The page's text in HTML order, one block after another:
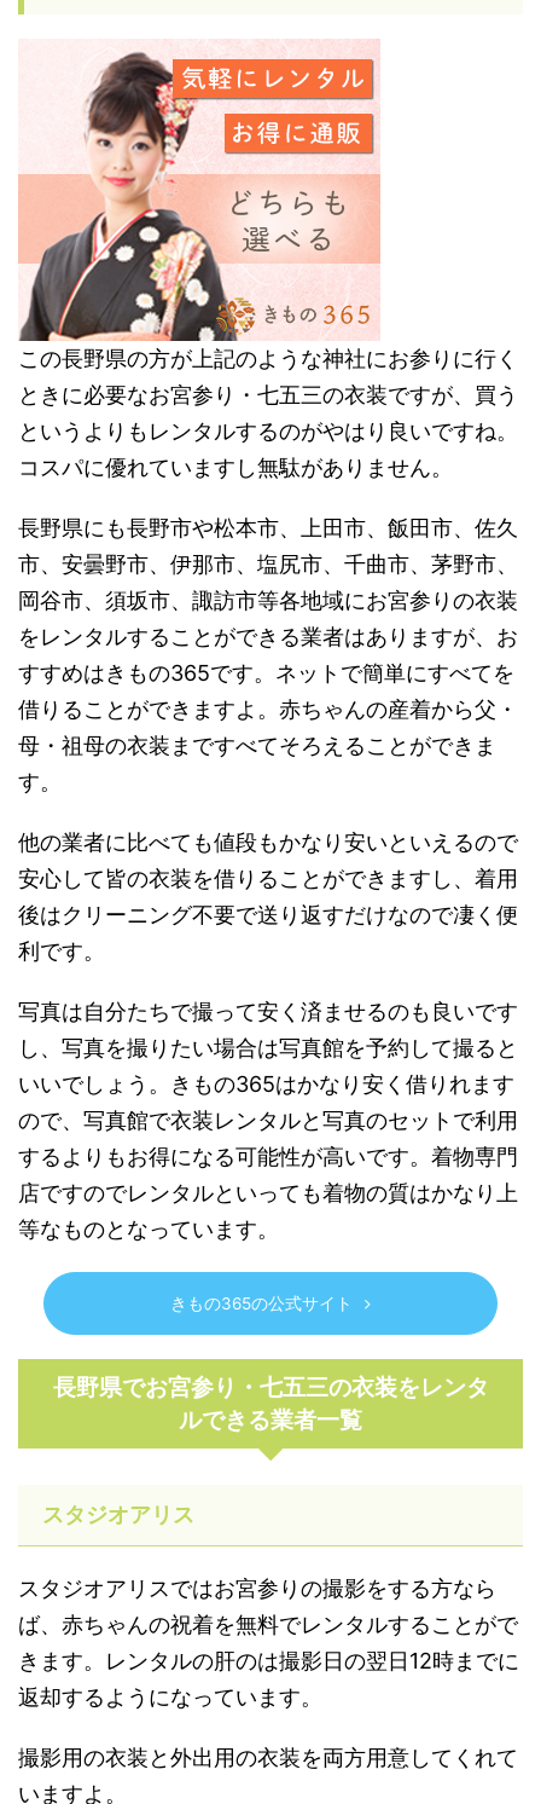
この長野県の方が上記のような神社にお参りに行く
ときに必要なお宮参り・七五三の衣装ですが、買う
というよりもレンタルするのがやはり良いですね。
コスパに優れていますし無駄がありません。
長野県にも長野市や松本市、上田市、飯田市、佐久
市、安曇野市、伊那市、塩尻市、千曲市、茅野市、
岡谷市、須坂市、諏訪市等各地域にお宮参りの衣装
をレンタルすることができる業者はありますが、お
すすめはきもの365です。ネットで簡単にすべてを
借りることができますよ。赤ちゃんの産着から父・
母・祖母の衣装まですべてそろえることができま
す。
他の業者に比べても値段もかなり安いといえるので
安心して皆の衣装を借りることができますし、着用
後はクリーニング不要で送り返すだけなので凄く便
利です。
写真は自分たちで撮って安く済ませるのも良いです
し、写真を撮りたい場合は写真館を予約して撮ると
いいでしょう。きもの365はかなり安く借りれます
ので、写真館で衣装レンタルと写真のセットで利用
するよりもお得になる可能性が高いです。着物専門
店ですのでレンタルといっても着物の質はかなり上
等なものとなっています。
きもの365の公式サイト
長野県でお宮参り・七五三の衣装をレンタ
ルできる業者一覧
スタジオアリス
スタジオアリスではお宮参りの撮影をする方なら
ば、赤ちゃんの祝着を無料でレンタルすることがで
きます。レンタルの肝のは撮影日の翌日12時までに
返却するようになっています。
撮影用の衣装と外出用の衣装を両方用意してくれて
いますよ。